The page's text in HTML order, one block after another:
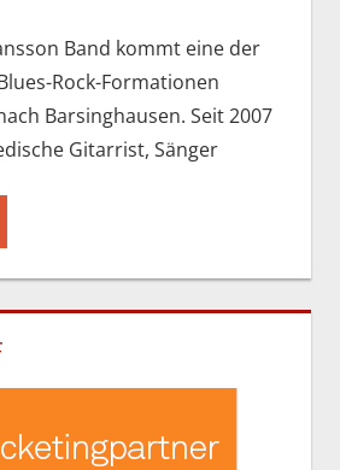
Band kommt eine der
Rock-Formationen
Barsinghausen. Seit 2007
Gitarrist, Sänger